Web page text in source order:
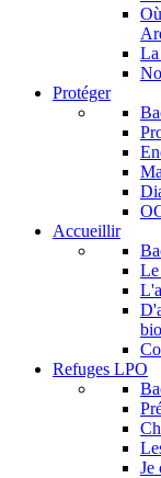
La
Protéger
Accueillir
Le
Refuges LPO
Je